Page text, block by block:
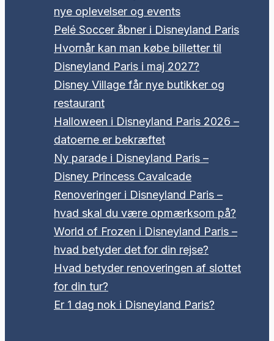
nye oplevelser og events
Pelé Soccer åbner i Disneyland Paris
Hvornår kan man købe billetter til
Disneyland Paris i maj 2027?
Disney Village får nye butikker og
restaurant
Halloween i Disneyland Paris 2026 –
datoerne er bekræftet
Ny parade i Disneyland Paris –
Disney Princess Cavalcade
Renoveringer i Disneyland Paris –
hvad skal du være opmærksom på?
World of Frozen i Disneyland Paris –
hvad betyder det for din rejse?
Hvad betyder renoveringen af slottet
for din tur?
Er 1 dag nok i Disneyland Paris?